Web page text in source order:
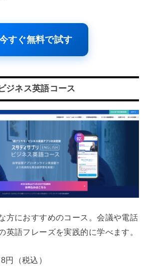
すぐ無料で試す
ジネス英語コース
方におすすめのコース。会議や電話
英語フレーズを実践的に学べます。
円（税込）